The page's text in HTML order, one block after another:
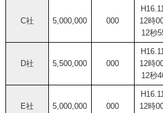
C社 5,000,000 000
12時
12秒
D社 5,500,000 000
12時
12秒
E社 5,000,000 000
12時